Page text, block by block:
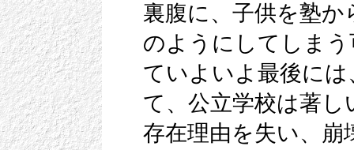
裏腹に、子供を塾
のようにしてしま
ていよいよ最後に
て、公立学校は著
存在理由を失い、崩